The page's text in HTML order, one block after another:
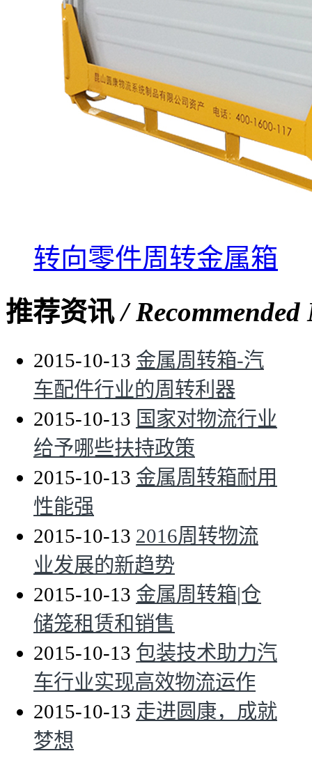
转向零件周转金属箱
推荐资讯/ Recommended
2015-10-13 金属周转箱-汽
车配件行业的周转利器
2015-10-13 国家对物流行业
给予哪些扶持政策
2015-10-13 金属周转箱耐用
性能强
2015-10-13 2016周转物流
业发展的新趋势
2015-10-13 金属周转箱|仓
储笼租赁和销售
2015-10-13 包装技术助力汽
车行业实现高效物流运作
2015-10-13 走进圆康，成就
梦想